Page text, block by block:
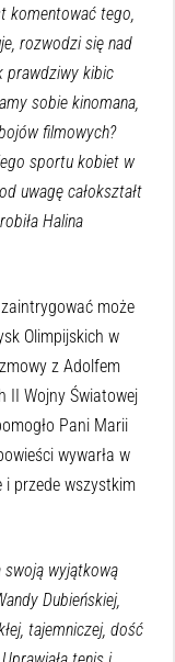
komentować tego,
rozwodzi się nad
prawdziwy kibic
sobie kinomana,
filmowych?
sportu kobiet w
uwagę całokształt
Halina
może
Olimpijskich w
z Adolfem
II Wojny Światowej
Pani Marii
wywarła w
i przede wszystkim
swoją wyjątkową
Dubieńskiej,
tajemniczej, dość